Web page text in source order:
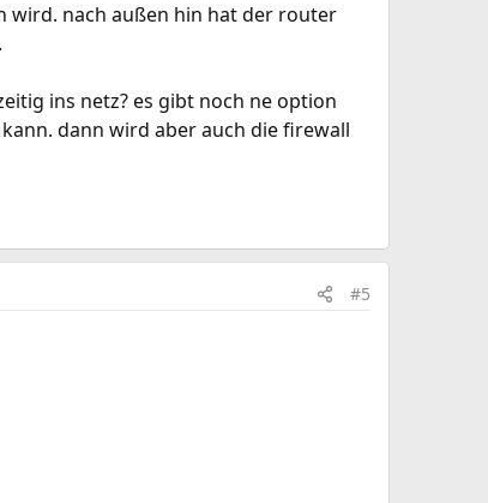
wird. nach außen hin hat der router
ins netz? es gibt noch ne option
dann wird aber auch die firewall
#5